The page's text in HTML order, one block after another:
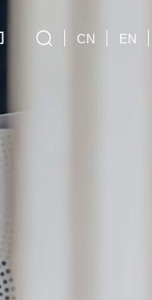
CN EN